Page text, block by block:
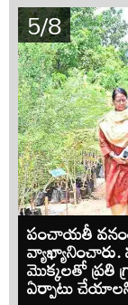
5/8
పంచాయతీ
వ్యాఖ్యానించారు.
మొక్కలతో ప్రతి
ఏర్పాటు